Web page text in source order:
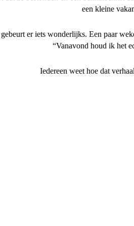
een kleine
er iets wonderlijks. Een paar
“Vanavond houd ik het
Iedereen weet hoe dat